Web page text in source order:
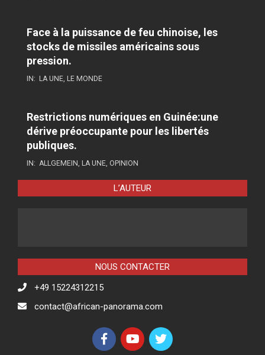
Face à la puissance de feu chinoise, les
stocks de missiles américains sous
pression.
IN: LA UNE, LE MONDE
Restrictions numériques en Guinée:une
dérive préoccupante pour les libertés
publiques.
IN: ALLGEMEIN, LA UNE, OPINION
L’AUTEUR
NOUS CONTACTER
+49 15224312215
contact@african-panorama.com